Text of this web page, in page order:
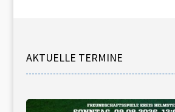
AKTUELLE TERMINE